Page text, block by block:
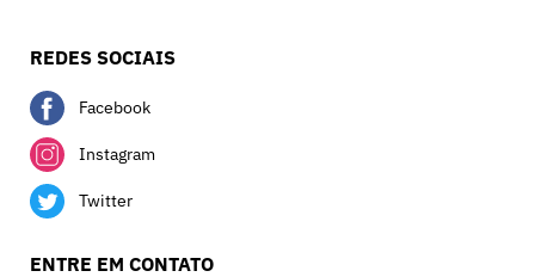
REDES SOCIAIS
Facebook
Instagram
Twitter
ENTRE EM CONTATO